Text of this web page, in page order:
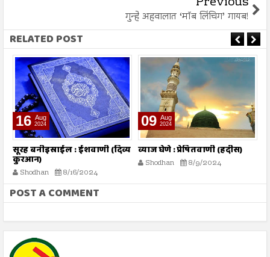
गुन्हे अहवालात ‘मॉब लिंचिग’ गायब!
RELATED POST
16 Aug
2024
सूरह बनीइस्राईल : ईशवाणी (दिव्य
कुरआन)
Shodhan 8/16/2024
09 Aug
2024
व्याज घेणे : प्रेषितवाणी (हदीस)
Shodhan 8/9/2024
POST A COMMENT